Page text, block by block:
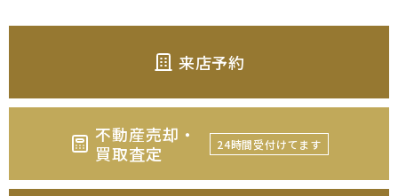
来店予約
不動産売却・
買取査定
24時間受付けてます